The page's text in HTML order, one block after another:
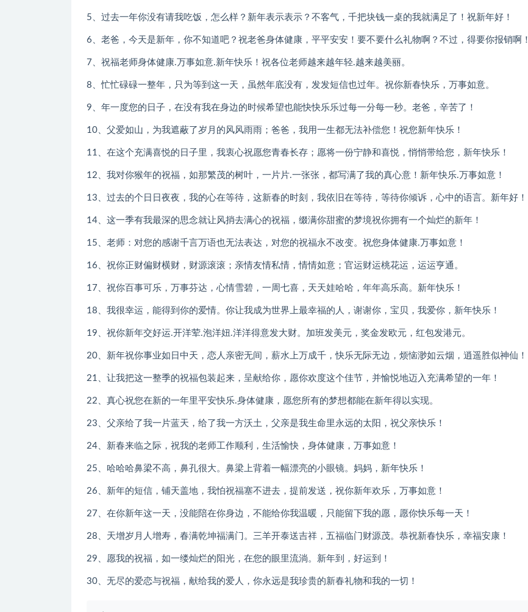
5、过去一年你没有请我吃饭，怎么样？新年表示表示？不客气，千把块钱一桌的我就满足了！祝新年好！
6、老爸，今天是新年，你不知道吧？祝老爸身体健康，平平安安！要不要什么礼物啊？不过，得要你报销啊！
7、祝福老师身体健康.万事如意.新年快乐！祝各位老师越来越年轻.越来越美丽。
8、忙忙碌碌一整年，只为等到这一天，虽然年底没有，发发短信也过年。祝你新春快乐，万事如意。
9、年一度您的日子，在没有我在身边的时候希望也能快快乐乐过每一分每一秒。老爸，辛苦了！
10、父爱如山，为我遮蔽了岁月的风风雨雨；爸爸，我用一生都无法补偿您！祝您新年快乐！
11、在这个充满喜悦的日子里，我衷心祝愿您青春长存；愿将一份宁静和喜悦，悄悄带给您，新年快乐！
12、我对你猴年的祝福，如那繁茂的树叶，一片片.一张张，都写满了我的真心意！新年快乐.万事如意！
13、过去的个日日夜夜，我的心在等待，这新春的时刻，我依旧在等待，等待你倾诉，心中的语言。新年好！
14、这一季有我最深的思念就让风捎去满心的祝福，缀满你甜蜜的梦境祝你拥有一个灿烂的新年！
15、老师：对您的感谢千言万语也无法表达，对您的祝福永不改变。祝您身体健康.万事如意！
16、祝你正财偏财横财，财源滚滚；亲情友情私情，情情如意；官运财运桃花运，运运亨通。
17、祝你百事可乐，万事芬达，心情雪碧，一周七喜，天天娃哈哈，年年高乐高。新年快乐！
18、我很幸运，能得到你的爱情。你让我成为世界上最幸福的人，谢谢你，宝贝，我爱你，新年快乐！
19、祝你新年交好运.开洋荤.泡洋妞.洋洋得意发大财。加班发美元，奖金发欧元，红包发港元。
20、新年祝你事业如日中天，恋人亲密无间，薪水上万成千，快乐无际无边，烦恼渺如云烟，逍遥胜似神仙！
21、让我把这一整季的祝福包装起来，呈献给你，愿你欢度这个佳节，并愉悦地迈入充满希望的一年！
22、真心祝您在新的一年里平安快乐.身体健康，愿您所有的梦想都能在新年得以实现。
23、父亲给了我一片蓝天，给了我一方沃土，父亲是我生命里永远的太阳，祝父亲快乐！
24、新春来临之际，祝我的老师工作顺利，生活愉快，身体健康，万事如意！
25、哈哈哈鼻梁不高，鼻孔很大。鼻梁上背着一幅漂亮的小眼镜。妈妈，新年快乐！
26、新年的短信，铺天盖地，我怕祝福塞不进去，提前发送，祝你新年欢乐，万事如意！
27、在你新年这一天，没能陪在你身边，不能给你我温暖，只能留下我的愿，愿你快乐每一天！
28、天增岁月人增寿，春满乾坤福满门。三羊开泰送吉祥，五福临门财源茂。恭祝新春快乐，幸福安康！
29、愿我的祝福，如一缕灿烂的阳光，在您的眼里流淌。新年到，好运到！
30、无尽的爱恋与祝福，献给我的爱人，你永远是我珍贵的新春礼物和我的一切！